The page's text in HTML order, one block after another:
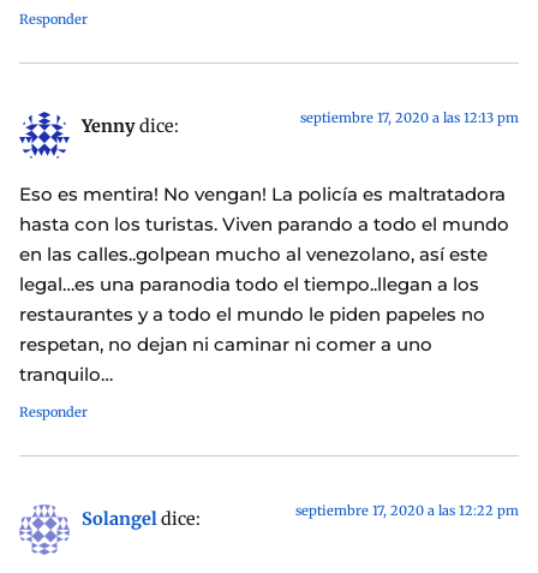
Responder
Yennydice: septiembre 17, 2020 a las 12:13 pm
Eso es mentira! No vengan! La policía es maltratadora
hasta con los turistas. Viven parando a todo el mundo
en las calles..golpean mucho al venezolano, así este
legal…es una paranodia todo el tiempo..llegan a los
restaurantes y a todo el mundo le piden papeles no
respetan, no dejan ni caminar ni comer a uno
tranquilo…
Responder
Solangeldice: septiembre 17, 2020 a las 12:22 pm